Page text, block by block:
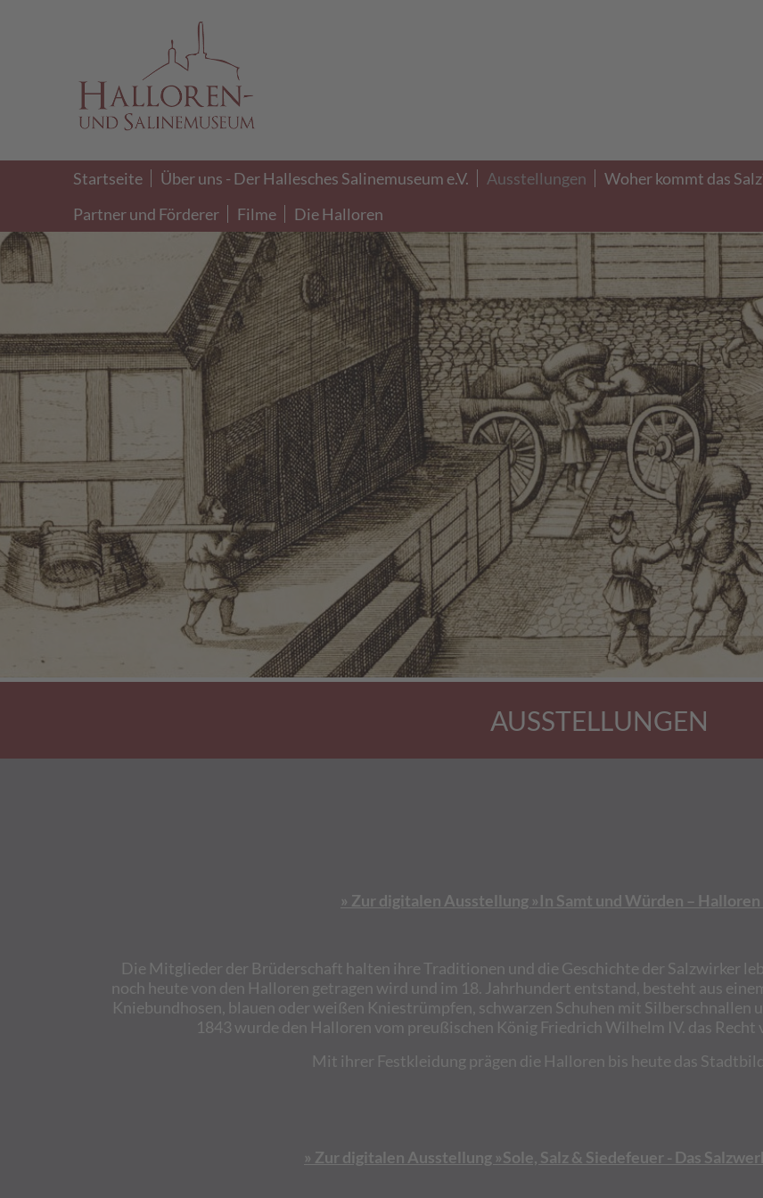
Startseite Über uns - Der Hallesches Salinemuseum e.V. Ausstellungen Woher kommt das
Partner und Förderer
Filme Die Halloren
AUSSTELLUNGEN
» Zur digitalen Ausstellung »In Samt und Würden –
Die Mitglieder der Brüderschaft halten ihre Traditionen und die Geschichte der Salzwirker
noch heute von den Halloren getragen wird und im 18. Jahrhundert entstand, besteht aus
Kniebundhosen, blauen oder weißen Kniestrümpfen, schwarzen Schuhen mit Silberschnallen
1843 wurde den Halloren vom preußischen König Friedrich Wilhelm IV. das Recht
Mit ihrer Festkleidung prägen die Halloren bis heute das
» Zur digitalen Ausstellung »Sole, Salz & Siedefeuer - Das